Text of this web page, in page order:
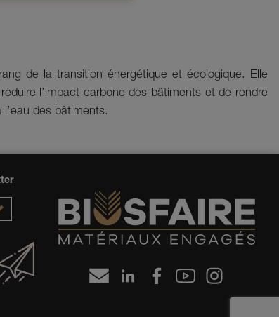
de la transition énergétique et écologique. Elle
l’impact carbone des bâtiments et de rendre
des bâtiments.